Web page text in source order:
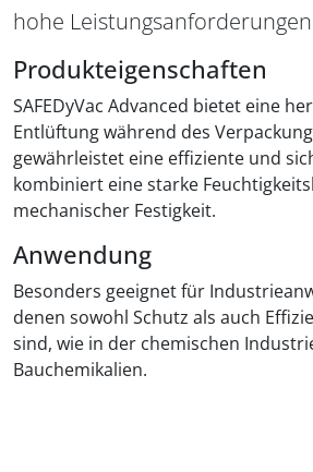
hohe
Produkteigenschaften
SAFEDyVac Advanced bietet eine
Entlüftung während des
gewährleistet eine effiziente und
kombiniert eine starke
mechanischer Festigkeit.
Anwendung
Besonders geeignet für
denen sowohl Schutz als auch
sind, wie in der chemischen
Bauchemikalien.